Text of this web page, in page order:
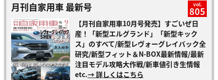
月刊自家用車 最新号 vol.
805
【月刊自家用車10月号発売】すごいぜ日
産！「新型エルグランド」「新型キック
ス」のすべて/新型レヴォーグレイバック全
研究/新型フィット＆N-BOX最新情報/最新
注目モデル攻略大作戦/新車値引き生情報
etc.→ 詳しくはこちら